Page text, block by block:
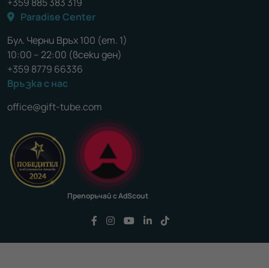
Paradise Center
Бул. Черни Връх 100 (ет. 1)
10:00 – 22:00 (всеки ден)
+359 8779 66336
Връзка с нас
office@gift-tube.com
Препоръчай с AdScout
Последвайте ни във Facebook
Последвайте ни във Instagram
Последвайте ни във
Последвайте ни във